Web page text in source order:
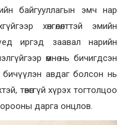
байгууллагын эмч нар
хөнгөлөлттэй эмийн
иргэд заавал нарийн
өмнө нь бичигдсэн
бичүүлэн авдаг болсон нь
төвөггүй хүрэх тогтолцоо
дарга онцлов.